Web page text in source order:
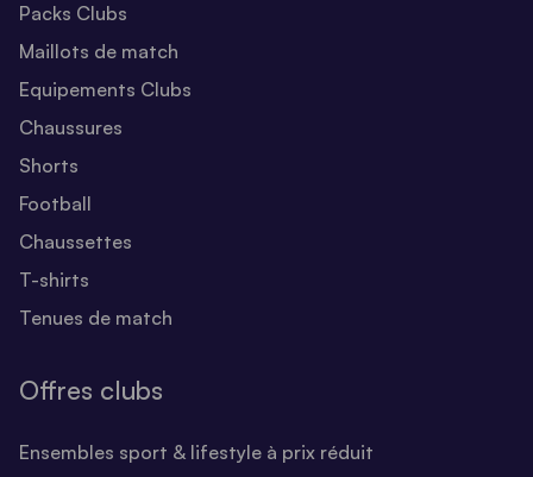
Packs Clubs
Maillots de match
Equipements Clubs
Chaussures
Shorts
Football
Chaussettes
T-shirts
Tenues de match
Offres clubs
Ensembles sport & lifestyle à prix réduit